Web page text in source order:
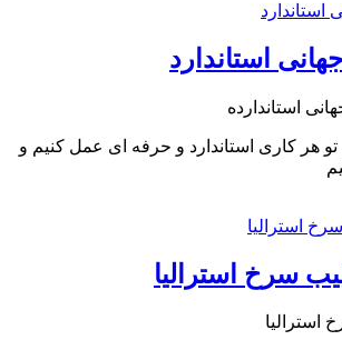
+ ای کاش یاد بگیریم تو هر کاری ‎استاندارد و حرفه ای عمل کنیم و
سرخ استرالیا
استرالیا